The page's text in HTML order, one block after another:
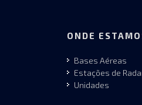
ONDE
Bases Aéreas
Estações de
Unidades